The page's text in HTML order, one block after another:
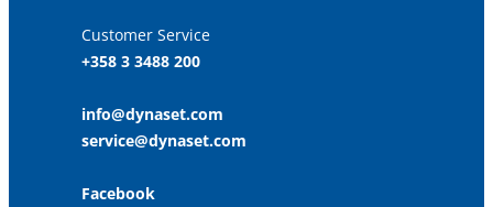
Customer Service
+358 3 3488 200
info@dynaset.com
service@dynaset.com
Facebook